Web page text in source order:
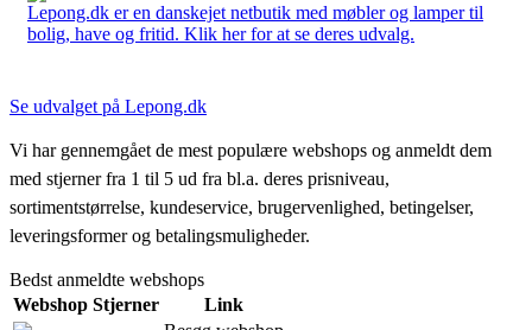
Lepong.dk er en danskejet netbutik med møbler og lamper til
bolig, have og fritid. Klik her for at se deres udvalg.
Se udvalget på Lepong.dk
Vi har gennemgået de mest populære webshops og anmeldt dem
med stjerner fra 1 til 5 ud fra bl.a. deres prisniveau,
sortimentstørrelse, kundeservice, brugervenlighed, betingelser,
leveringsformer og betalingsmuligheder.
Bedst anmeldte webshops
Webshop Stjerner
Link